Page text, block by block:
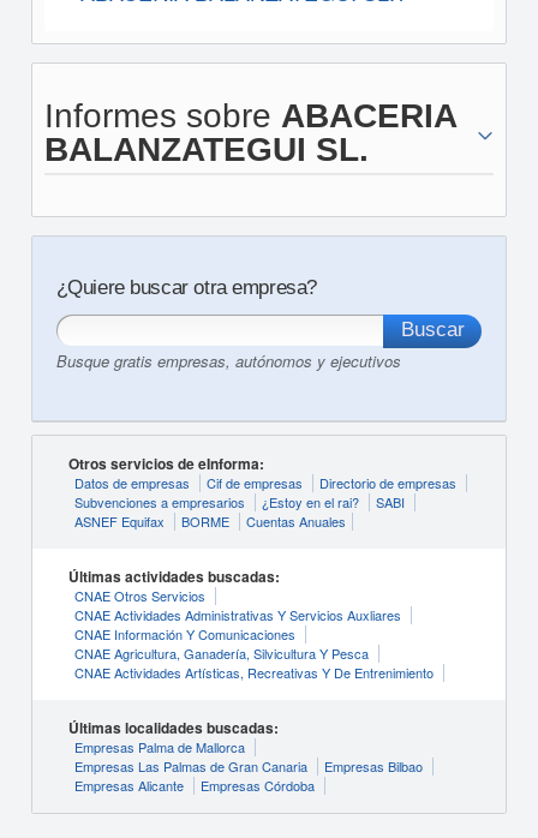
Informes sobre ABACERIA
BALANZATEGUI SL.
¿Quiere buscar otra empresa?
Busque gratis empresas, autónomos y ejecutivos
Otros servicios de eInforma:
Datos de empresas Cif de empresas
Directorio de empresas
Subvenciones a empresarios
¿Estoy en el rai?
SABI
ASNEF Equifax
BORME Cuentas Anuales
Últimas actividades buscadas:
CNAE Otros Servicios
CNAE Actividades Administrativas Y Servicios Auxliares
CNAE Información Y Comunicaciones
CNAE Agricultura, Ganadería, Silvicultura Y Pesca
CNAE Actividades Artísticas, Recreativas Y De Entrenimiento
Últimas localidades buscadas:
Empresas Palma de Mallorca
Empresas Las Palmas de Gran Canaria
Empresas Bilbao
Empresas Alicante
Empresas Córdoba